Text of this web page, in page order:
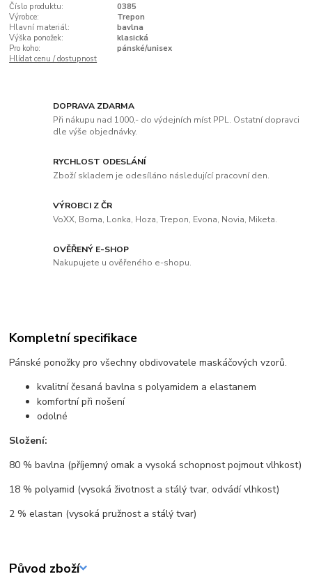
Číslo produktu:
0385
Výrobce:
Trepon
Hlavní materiál:
bavlna
Výška ponožek:
klasická
Pro koho:
pánské/unisex
Hlídat cenu / dostupnost
DOPRAVA ZDARMA
Při nákupu nad 1000,- do výdejních míst PPL. Ostatní dopravci
dle výše objednávky.
RYCHLOST ODESLÁNÍ
Zboží skladem je odesíláno následující pracovní den.
VÝROBCI Z ČR
VoXX, Boma, Lonka, Hoza, Trepon, Evona, Novia, Miketa.
OVĚŘENÝ E-SHOP
Nakupujete u ověřeného e-shopu.
Kompletní specifikace
Pánské ponožky pro všechny obdivovatele maskáčových vzorů.
kvalitní česaná bavlna s polyamidem a elastanem
komfortní při nošení
odolné
Složení:
80 % bavlna (příjemný omak a vysoká schopnost pojmout vlhkost)
18 % polyamid (vysoká životnost a stálý tvar, odvádí vlhkost)
2 % elastan (vysoká pružnost a stálý tvar)
Původ zboží